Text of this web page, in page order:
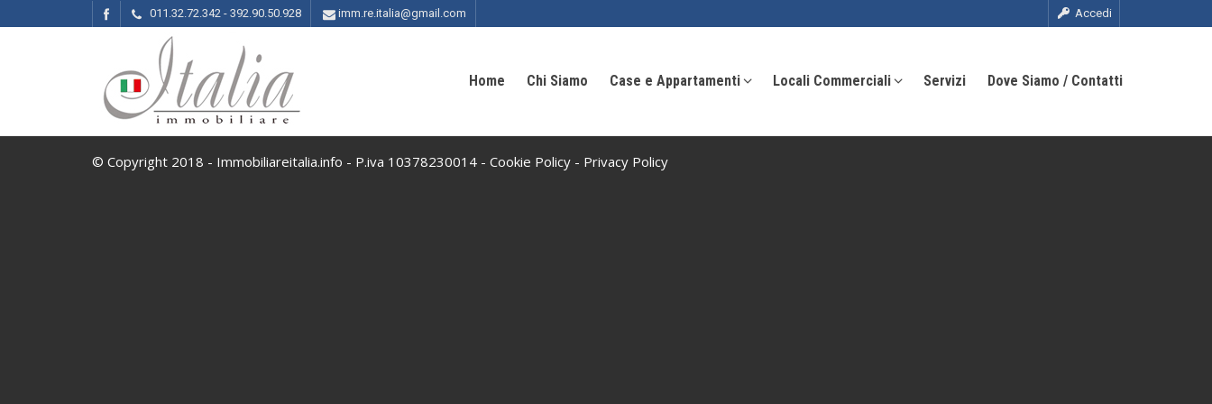
011.32.72.342 - 392.90.50.928 imm.re.italia@gmail.com Accedi
Home Chi Siamo Case e Appartamenti Locali Commerciali Servizi Dove Siamo / Contatti
© Copyright 2018 - Immobiliareitalia.info - P.iva 10378230014 - Cookie Policy - Privacy Policy